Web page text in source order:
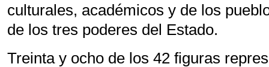
culturales, académicos y de los
de los tres poderes del Estado.
Treinta y ocho de los 42 figuras